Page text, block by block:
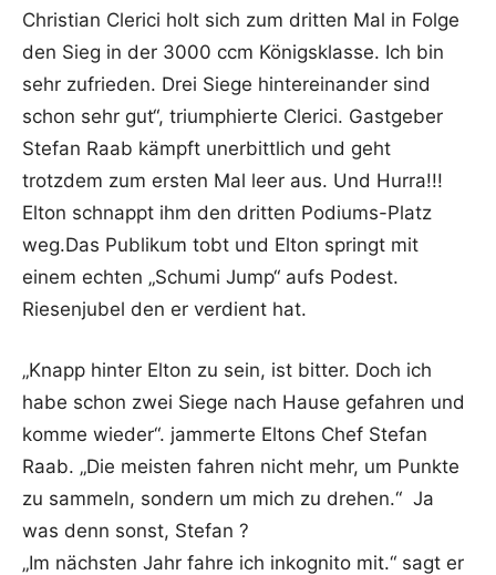
Christian Clerici holt sich zum dritten Mal in Folge
den Sieg in der 3000 ccm Königsklasse. Ich bin
sehr zufrieden. Drei Siege hintereinander sind
schon sehr gut“, triumphierte Clerici. Gastgeber
Stefan Raab kämpft unerbittlich und geht
trotzdem zum ersten Mal leer aus. Und Hurra!!!
Elton schnappt ihm den dritten Podiums-Platz
weg.Das Publikum tobt und Elton springt mit
einem echten „Schumi Jump“ aufs Podest.
Riesenjubel den er verdient hat.
„Knapp hinter Elton zu sein, ist bitter. Doch ich
habe schon zwei Siege nach Hause gefahren und
komme wieder“. jammerte Eltons Chef Stefan
Raab. „Die meisten fahren nicht mehr, um Punkte
zu sammeln, sondern um mich zu drehen.“ Ja
was denn sonst, Stefan ?
„Im nächsten Jahr fahre ich inkognito mit.“ sagt er